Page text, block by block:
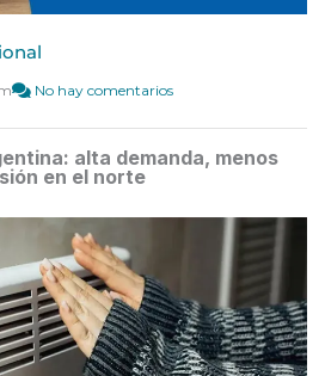
No hay comentarios
alta demanda, menos
en el norte